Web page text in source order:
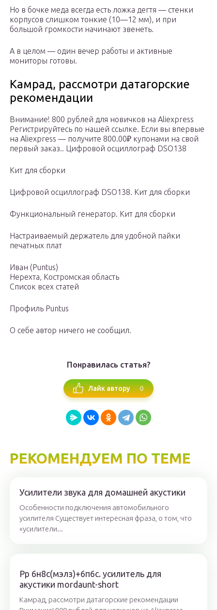
Но в бочке меда всегда есть ложка дегтя — стенки
корпусов слишком тонкие (10—12 мм), и при
большой громкости начинают звенеть.
А в целом — один вечер работы и активные
мониторы готовы.
Камрад, рассмотри датагорские
рекомендации
Внимание! 800 рублей для новичков на Aliexpress
Регистрируйтесь по нашей ссылке. Если вы впервые
на Aliexpress — получите 800.00₽ купонами на свой
первый заказ.. Цифровой осциллограф DSO138
Кит для сборки
Цифровой осциллограф DSO138. Кит для сборки
Функциональный генератор. Кит для сборки
Настраиваемый держатель для удобной пайки
печатных плат
Иван (Puntus)
Нерехта, Костромская область
Список всех статей
Профиль Puntus
О себе автор ничего не сообщил.
Понравилась статья?
Лайк автору 0
РЕКОМЕНДУЕМ ПО ТЕМЕ
Усилители звука для домашней акустики
Особенности подключения автомобильного
усилителя Существует интересная фраза, о том, что
«усилители...
Рр 6н8с(мэлз)+6п6с. усилитель для
акустики mordaunt-short
Камрад, рассмотри датагорские рекомендации